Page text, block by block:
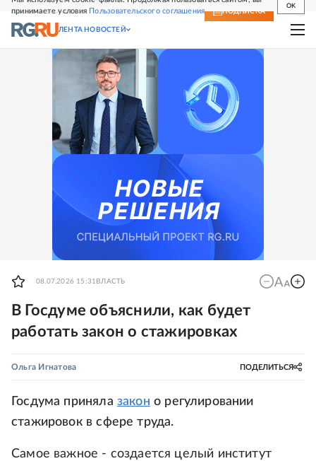
принимаете условия Пользовательского соглашения
OK
СВЕЖИЙ НОМЕР ПОДПИСКА
ЛЕНТА НОВОСТЕЙ
08.07.2026 15:31 ВЛАСТЬ
В Госдуме объяснили, как будет
работать закон о стажировках
Ольга Игнатова ПОДЕЛИТЬСЯ
Госдума приняла закон о регулировании
стажировок в сфере труда.
Самое важное - создается целый институт